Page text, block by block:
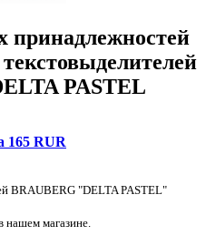
принадлежностей
PASTEL
165 RUR
BRAUBERG "DELTA PASTEL"
нашем магазине.